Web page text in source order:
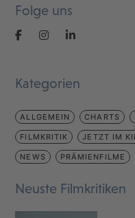
Folge uns
Kategorien
ALLGEMEIN CHARTS
FILMKRITIK JETZT IM
NEWS PRÄMIENFILME
Neuste Filmkritiken